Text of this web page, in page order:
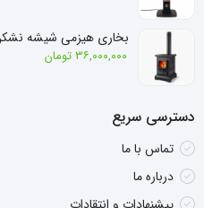
بود.
بخاری هیزمی شیشه
۳۶,۰۰۰,۰۰۰تومان
دسترسی سریع
تماس با ما
درباره ما
پیشنهادات و انتقادات